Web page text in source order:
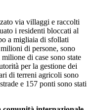
via villaggi e raccolti
i residenti bloccati al
a migliaia di sfollati
di persone, sono
di case sono state
per la gestione dei
di terreni agricoli sono
e 157 ponti sono stati